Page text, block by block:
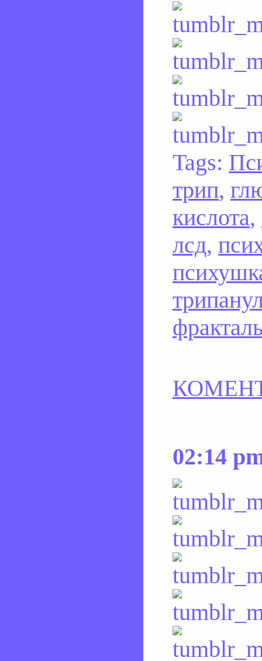
Tags:
трип,
кислота,
лсд,
02:14